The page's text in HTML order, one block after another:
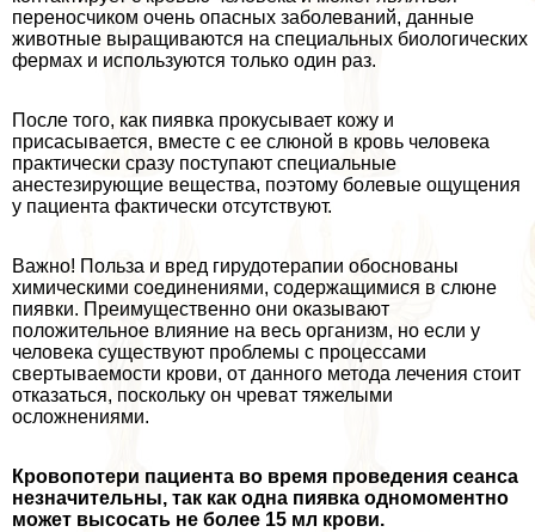
переносчиком очень опасных заболеваний, данные
животные выращиваются на специальных биологических
фермах и используются только один раз.
После того, как пиявка прокусывает кожу и
присасывается, вместе с ее слюной в кровь человека
пpaктически сразу поступают специальные
анестезирующие вещества, поэтому болевые ощущения
у пациента фактически отсутствуют.
Важно! Польза и вред гирудотерапии обоснованы
химическими соединениями, содержащимися в слюне
пиявки. Преимущественно они оказывают
положительное влияние на весь организм, но если у
человека существуют проблемы с процессами
свертываемости крови, от данного метода лечения стоит
отказаться, поскольку он чреват тяжелыми
осложнениями.
Кровопотери пациента во время проведения сеанса
незначительны, так как одна пиявка одномоментно
может высосать не более 15 мл крови.